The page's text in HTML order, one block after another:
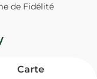
de Fidélité
Carte